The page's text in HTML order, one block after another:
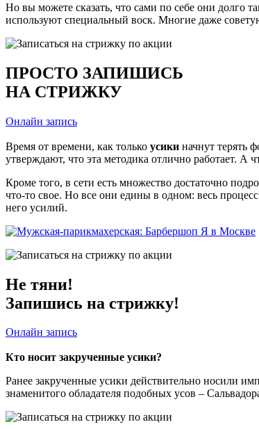
Но вы можете сказать, что сами по себе они долго
используют специальный воск. Многие даже
ПРОСТО ЗАПИШИСЬ
НА СТРИЖКУ
Онлайн запись
Время от времени, как только усики начнут терять
утверждают, что эта методика отлично работает. А
Кроме того, в сети есть множество достаточно
что-то свое. Но все они едины в одном: весь
него усилий.
Не тяни!
Запишись на стрижку!
Онлайн запись
Кто носит закрученные усики?
Ранее закрученные усики действительно носили
знаменитого обладателя подобных усов –